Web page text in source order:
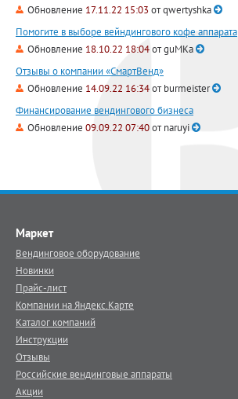
Обновление 17.11.22 15:03 отqwertyshka
Помогите в выборе вейндингового кофе аппарата
Обновление 18.10.22 18:04отguMKa
Отзывы о компании «СмартВенд»
Обновление 14.09.22 16:34отburmeister
Финансирование вендингового бизнеса
Обновление 09.09.22 07:40отnaruyi
Маркет
Вендинговое оборудование
Новинки
Прайс-лист
Компании на Яндекс.Карте
Каталог компаний
Инструкции
Отзывы
Российские вендинговые аппараты
Акции